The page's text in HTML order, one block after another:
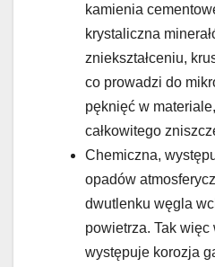
kamienia
krystaliczna
zniekształceniu,
co prowadzi do
pęknięć w
całkowitego
Chemiczna,
opadów
dwutlenku węgla
powietrza. Tak
występuje korozja